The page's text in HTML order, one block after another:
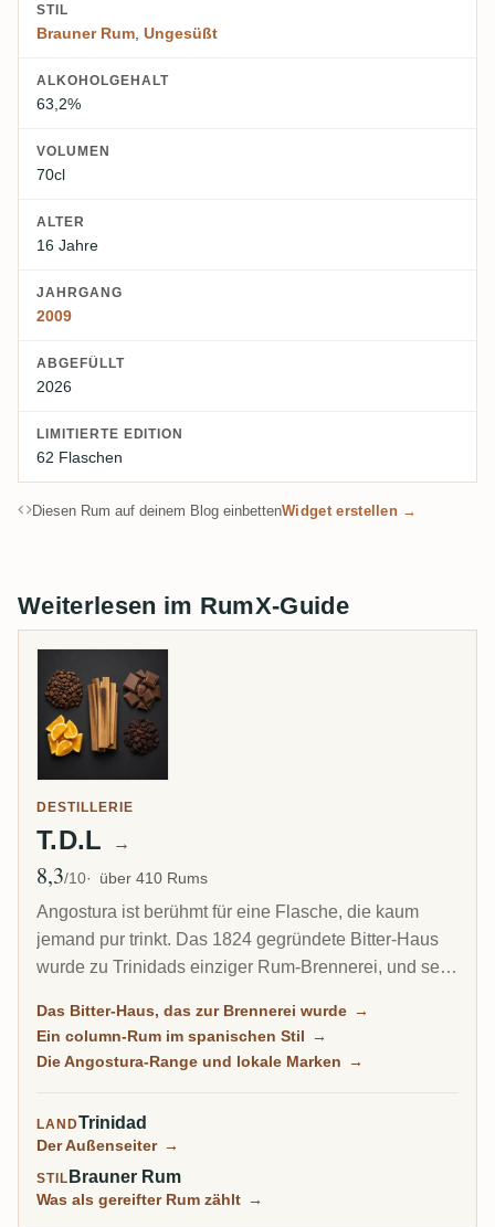
STIL
Brauner Rum Ungesüßt
ALKOHOLGEHALT
63,2%
VOLUMEN
70cl
ALTER
16 Jahre
JAHRGANG
2009
ABGEFÜLLT
2026
LIMITIERTE EDITION
62 Flaschen
Diesen Rum auf deinem Blog einbettenWidget erstellen →
Weiterlesen im RumX-Guide
DESTILLERIE
T.D.L →
Ø Bewertung
8,3/10 über 410 Rums
Angostura ist berühmt für eine Flasche, die kaum
jemand pur trinkt. Das 1824 gegründete Bitter-Haus
wurde zu Trinidads einziger Rum-Brennerei, und sein
column-destillierten Rum im spanischen Stil, anders
als der schwere Funk von Jamaika oder Guyana.
Das Bitter-Haus, das zur Brennerei wurde →
Ein column-Rum im spanischen Stil →
Die Angostura-Range und lokale Marken →
LANDTrinidad
Der Außenseiter →
STIL Brauner Rum
Was als gereifter Rum zählt →